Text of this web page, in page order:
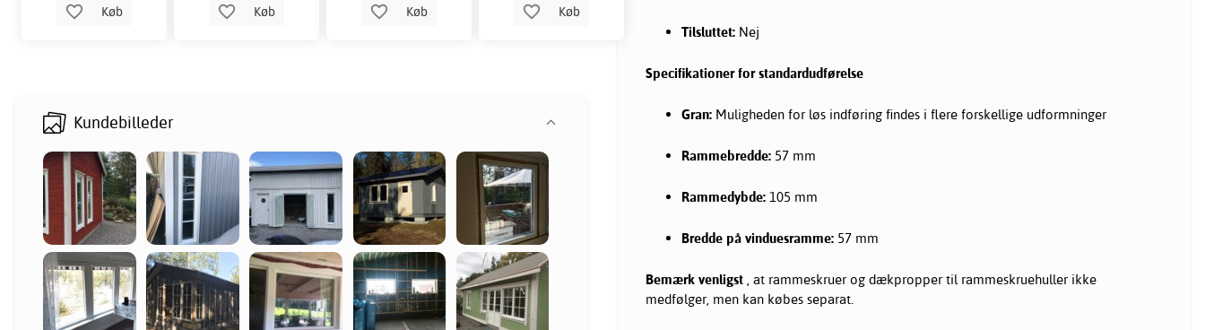
Tilsluttet: Nej
Specifikationer for standardudførelse
Gran: Muligheden for løs indføring findes i flere forskellige udformninger
Rammebredde: 57 mm
Rammedybde: 105 mm
Bredde på vinduesramme: 57 mm
Bemærk venligst , at rammeskruer og dækpropper til rammeskruehuller ikke
medfølger, men kan købes separat.
Køb Køb Køb Køb
Kundebilleder